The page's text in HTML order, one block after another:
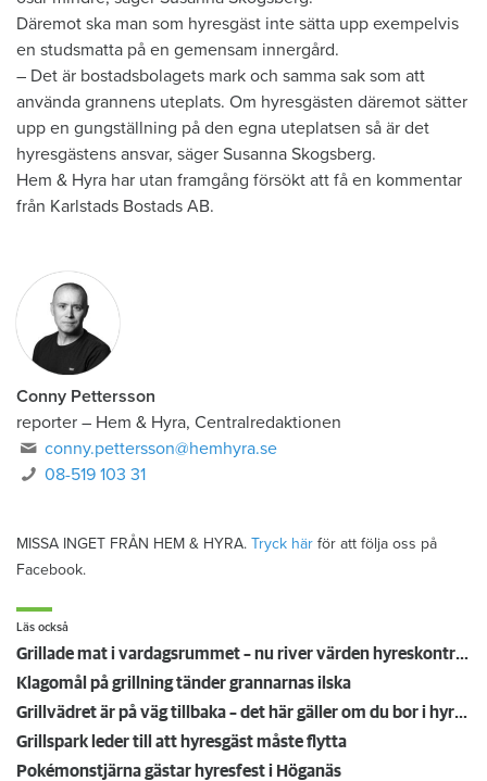
Däremot ska man som hyresgäst inte sätta upp exempelvis
en studsmatta på en gemensam innergård.
– Det är bostadsbolagets mark och samma sak som att
använda grannens uteplats. Om hyresgästen däremot sätter
upp en gungställning på den egna uteplatsen så är det
hyresgästens ansvar, säger Susanna Skogsberg.
Hem & Hyra har utan framgång försökt att få en kommentar
från Karlstads Bostads AB.
Conny Pettersson
reporter – Hem & Hyra, Centralredaktionen
conny.pettersson@hemhyra.se
08-519 103 31
MISSA INGET FRÅN HEM & HYRA. Tryck här för att följa oss på
Facebook.
Läs också
Grillade mat i vardagsrummet – nu river värden hyreskontraktet
Klagomål på grillning tänder grannarnas ilska
Grillvädret är på väg tillbaka – det här gäller om du bor i hyresrätt
Grillspark leder till att hyresgäst måste flytta
Pokémonstjärna gästar hyresfest i Höganäs